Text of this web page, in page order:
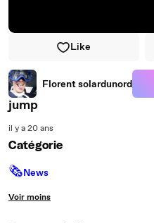
Like
Florent solardunord
jump
il y a 20 ans
Catégorie
🗞News
Voir moins